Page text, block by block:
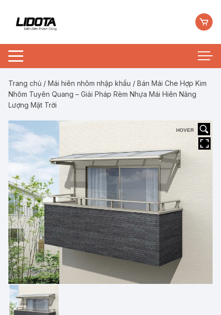
Trang chủ /Mái hiên nhôm nhập khẩu / Bán Mái Che Hợp Kim
Nhôm Tuyên Quang – Giải Pháp Rèm Nhựa Mái Hiên Năng
Lượng Mặt Trời
HOVER